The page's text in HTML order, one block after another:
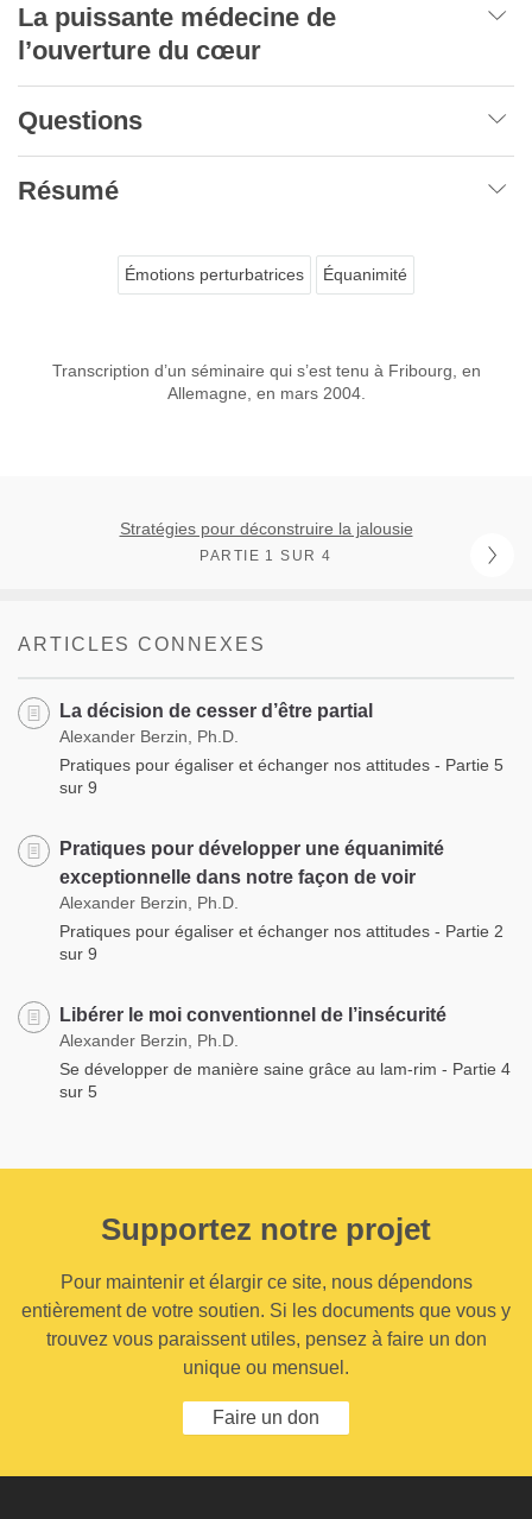
La puissante médecine de
l’ouverture du cœur
Questions
Résumé
Émotions perturbatrices Équanimité
Transcription d’un séminaire qui s’est tenu à Fribourg, en
Allemagne, en mars 2004.
Stratégies pour déconstruire la jalousie
PARTIE 1 SUR 4
ARTICLES CONNEXES
La décision de cesser d’être partial
Alexander Berzin, Ph.D.
Pratiques pour égaliser et échanger nos attitudes - Partie 5
sur 9
Pratiques pour développer une équanimité
exceptionnelle dans notre façon de voir
Alexander Berzin, Ph.D.
Pratiques pour égaliser et échanger nos attitudes - Partie 2
sur 9
Libérer le moi conventionnel de l’insécurité
Alexander Berzin, Ph.D.
Se développer de manière saine grâce au lam-rim - Partie 4
sur 5
Supportez notre projet
Pour maintenir et élargir ce site, nous dépendons
entièrement de votre soutien. Si les documents que vous y
trouvez vous paraissent utiles, pensez à faire un don
unique ou mensuel.
Faire un don